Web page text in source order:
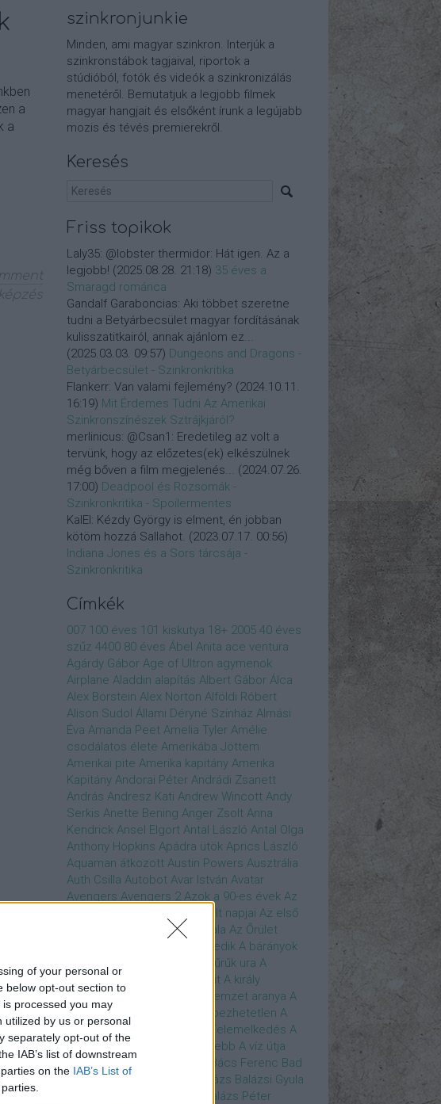
of your personal or
below opt-out section to
processed you may
utilized by us or personal
separately opt-out of the
IAB’s list of downstream
on the IAB’s List of
a
a
szinkronjunkie
Minden, ami magyar szinkron. Interjúk a
szinkronstábok tagjaival, riportok a
stúdióból, fotók és videók a szinkronizálás
menetéről. Bemutatjuk a legjobb filmek
magyar hangjait és elsőként írunk a legújabb
mozis és tévés premierekről.
Keresés
Friss topikok
Laly35: @lobster thermidor: Hát igen. Az a
legjobb! (2025.08.28. 21:18) 35 éves a
Smaragd románca
Gandalf Garaboncias: Aki többet szeretne
tudni a Betyárbecsület magyar fordításának
kulisszatitkairól, annak ajánlom ez...
(2025.03.03. 09:57) Dungeons and Dragons -
Betyárbecsület - Szinkronkritika
Flankerr: Van valami fejlemény? (2024.10.11.
16:19) Mit Érdemes Tudni Az Amerikai
Szinkronszínészek Sztrájkjáról?
merlinicus: @Csan1: Eredetileg az volt a
tervünk, hogy az előzetes(ek) elkészülnek
még bőven a film megjelenés... (2024.07.26.
17:00) Deadpool és Rozsomák -
Szinkronkritika - Spoilermentes
KalEl: Kézdy György is elment, én jobban
kötöm hozzá Sallahot. (2023.07.17. 00:56)
Indiana Jones és a Sors tárcsája -
Szinkronkritika
Címkék
007 100 éves 101 kiskutya 18+ 2005 40 éves
szűz 4400 80 éves Ábel Anita ace ventura
Agárdy Gábor Age of Ultron agymenok
Airplane Aladdin alapítás Albert Gábor Álca
Alex Borstein Alex Norton Alföldi Róbert
Alison Sudol Állami Déryné Színház Almási
Éva Amanda Peet Amelia Tyler Amélie
csodálatos élete Amerikába Jöttem
Amerikai pite Amerika kapitány Amerika
Kapitány Andorai Péter Andrádi Zsanett
András Andresz Kati Andrew Wincott Andy
Serkis Anette Bening Anger Zsolt Anna
Kendrick Ansel Elgort Antal László Antal Olga
Anthony Hopkins Apádra ütök Aprics László
Aquaman átkozott Austin Powers Ausztrália
Auth Csilla Autobot Avar István Avatar
Avengers Avengers 2 Azok a 90-es évek Az
Az eljövendő múlt napjai Az első
Az igazság hajnala Az Őrület
Az Utolsó Jedik A bárányok
A gyűrűk ura A
Hangya és a Darázs
A hobbit A király
beszéde A kis hableány A nemzet aranya A
Notre Dame i toronyőr
A sebezhetetlen A
sötét lovag A sötét lovag - Felemelkedés A
szomszéd nője mindig zöldebb A víz útja
Baby Driver Bácskai János Bács Ferenc Bad
Boys Bajos csajok Balázs Balázsi Gyula
Balázs Péter